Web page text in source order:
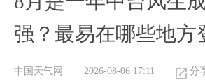
强？最易在哪些地方
中国天气网 2026-08-06 17:11 分